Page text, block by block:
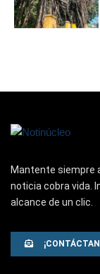
Mantente siempre
noticia cobra vida.
alcance de un clic.